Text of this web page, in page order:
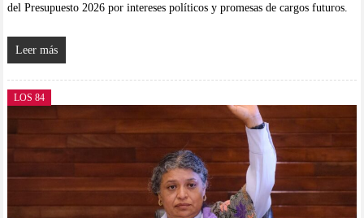
del Presupuesto 2026 por intereses políticos y promesas de cargos futuros.
Leer más
LOS 84